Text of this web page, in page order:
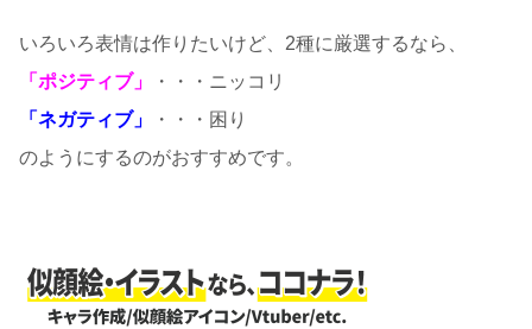
いろいろ表情は作りたいけど、2種に厳選するなら、
「ポジティブ」
・・・ニッコリ
「ネガティブ」
・・・困り
のようにするのがおすすめです。